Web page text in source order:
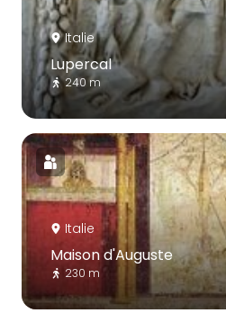
Italie
Lupercal
240 m
Italie
Maison d'Auguste
230 m